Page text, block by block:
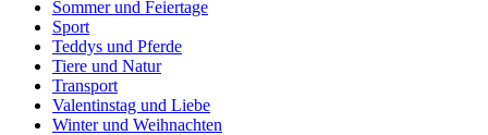
Sommer und Feiertage
Sport
Teddys und Pferde
Tiere und Natur
Transport
Valentinstag und Liebe
Winter und Weihnachten